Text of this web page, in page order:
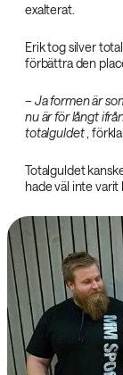
exalterat.
Erik tog silver
förbättra den
– Ja formen är
nu är för långt
totalguldet‌,
Totalguldet
hade väl inte varit